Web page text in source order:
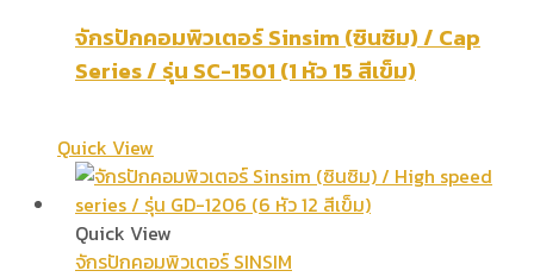
จักรปักคอมพิวเตอร์ Sinsim (ซินซิม) / Cap
Series / รุ่น SC-1501 (1 หัว 15 สีเข็ม)
Quick View
Quick View
จักรปักคอมพิวเตอร์ SINSIM